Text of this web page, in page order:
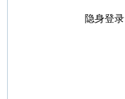
隐身登录